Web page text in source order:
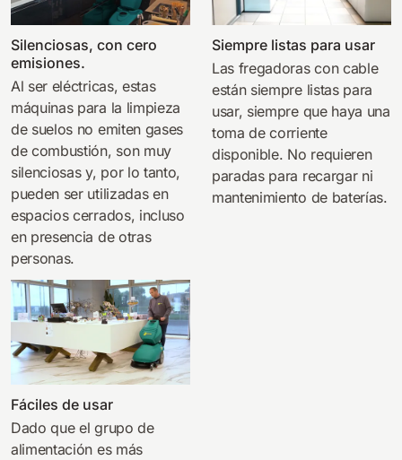
Silenciosas, con cero
emisiones.
Al ser eléctricas, estas
máquinas para la limpieza
de suelos no emiten gases
de combustión, son muy
silenciosas y, por lo tanto,
pueden ser utilizadas en
espacios cerrados, incluso
en presencia de otras
personas.
Siempre listas para usar
Las fregadoras con cable
están siempre listas para
usar, siempre que haya una
toma de corriente
disponible. No requieren
paradas para recargar ni
mantenimiento de baterías.
Fáciles de usar
Dado que el grupo de
alimentación es más